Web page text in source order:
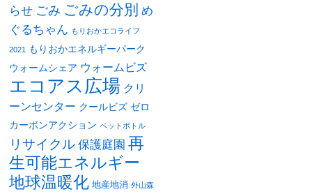
らせ ごみ ごみの分別 め
ぐるちゃん もりおかエコライフ
2021
もりおかエネルギーパーク
ウォームシェア ウォームビズ
エコアス広場 クリ
ーンセンター クールビズ ゼロ
カーボンアクション ペットボトル
リサイクル 保護庭園 再
生可能エネルギー
地球温暖化 地産地消 外山森